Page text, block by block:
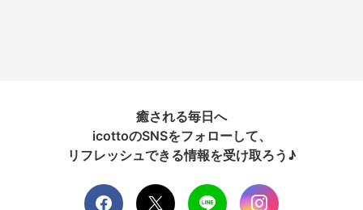
癒される毎日へ
icottoのSNSをフォローして、
リフレッシュできる情報を受け取ろう♪